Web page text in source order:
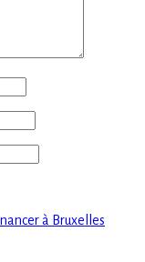
à Bruxelles